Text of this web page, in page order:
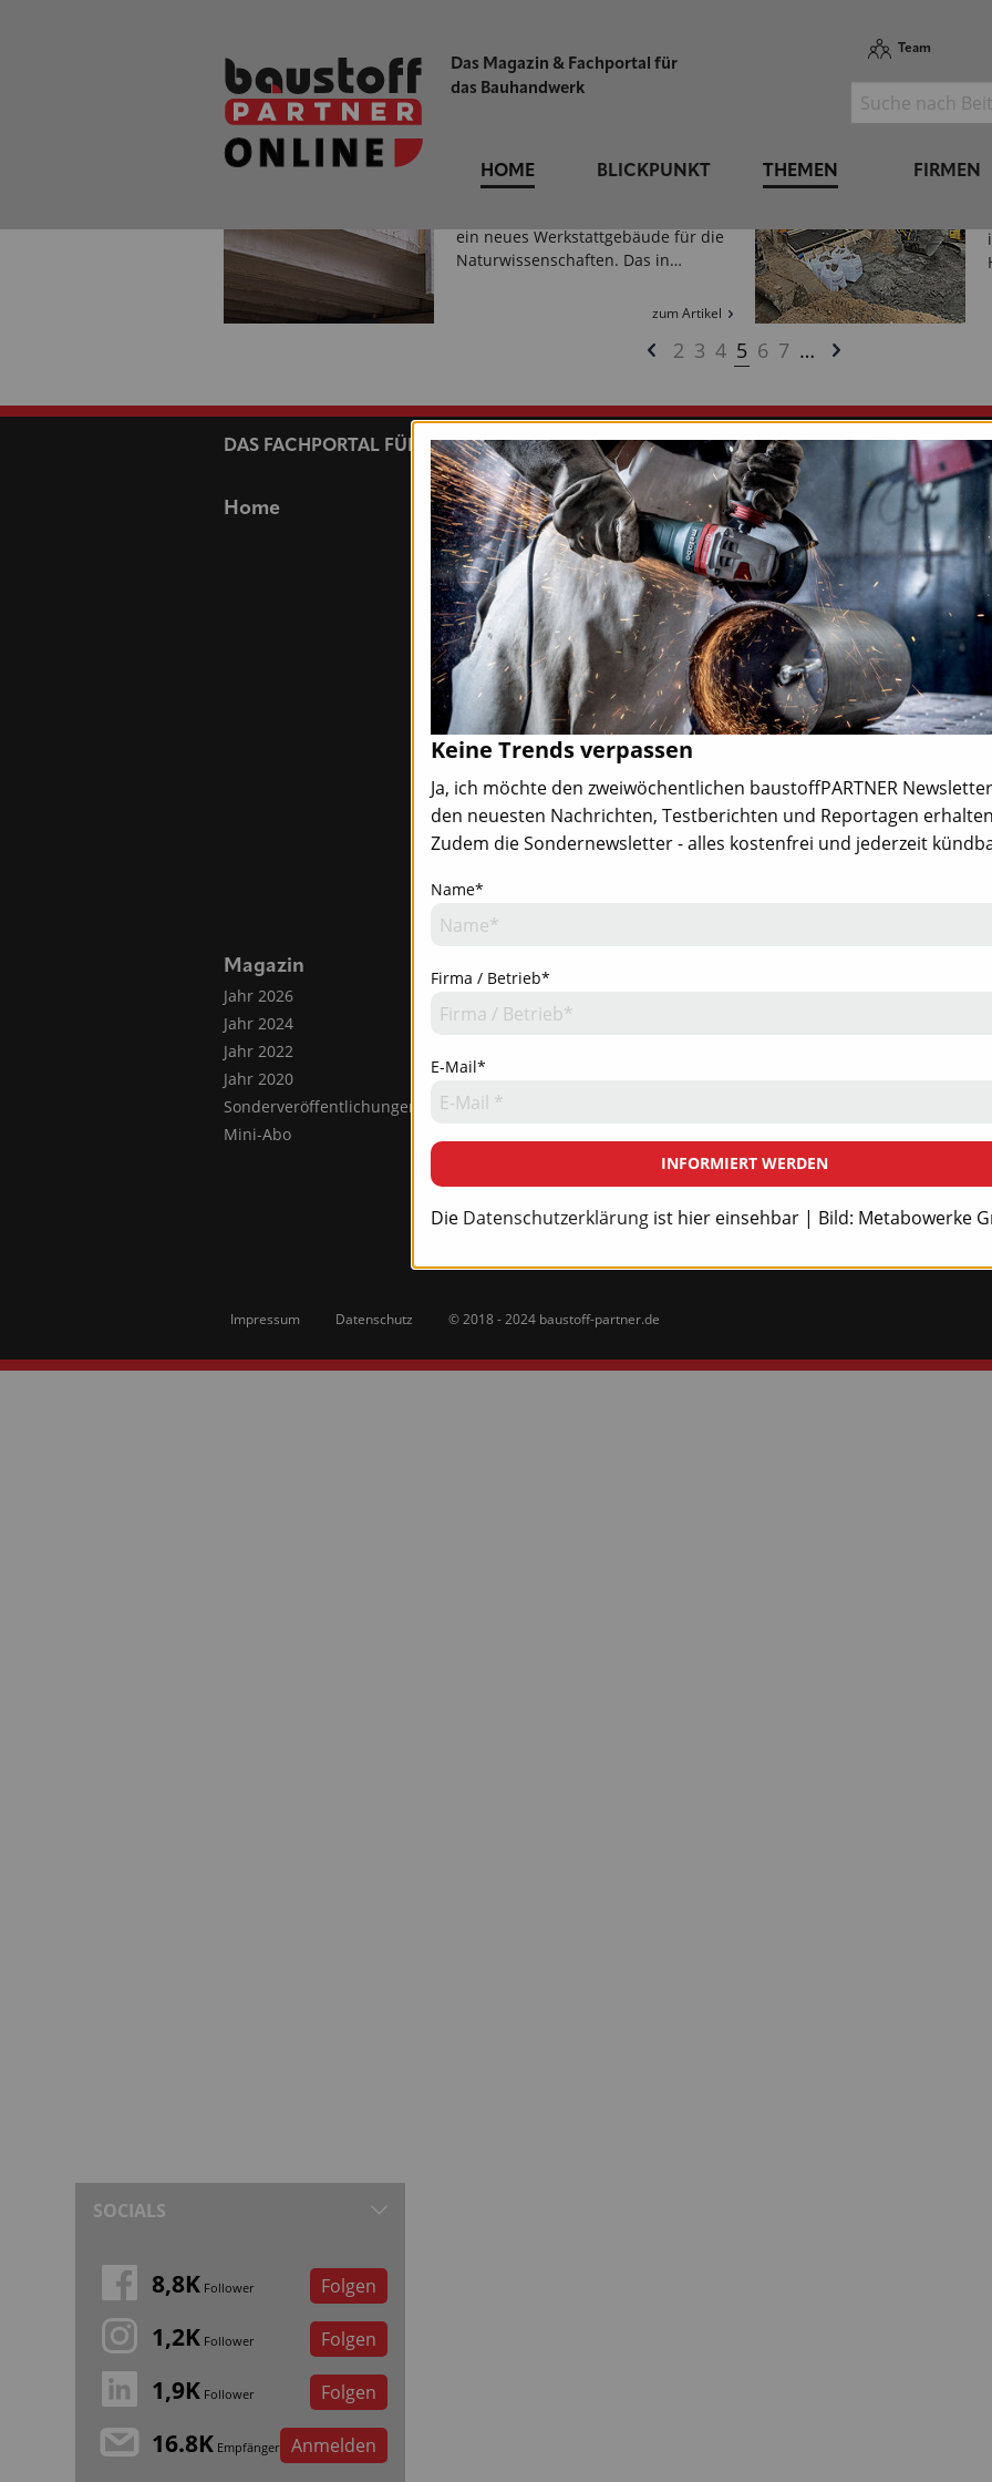
Das Magazin & Fachportal für
das Bauhandwerk
Team
HOME BLICKPUNKT THEMEN FIRMEN
SICHTBETONFASSADE FÜR
REGENSBURGER...
ein neues Werkstattgebäude für die
Naturwissenschaften. Das in…
zum Artikel
2 3 4 5 6 7 …
DAS FACHPORTAL FÜR HANDEL UND HANDWERK
Home Blickpunkt
Top-News
Titelstory
Blickpunkt
Allgemein - Aktuelles
Namen und
Neuigkeiten
Messen, Seminare,
Termine
Themen
Türen & Tore
Fenster
Bad & Heizung
Bodenbeläge & Aufbau
Innenausbau
Werkzeuge &
Befestigungstechnik
Arbeitsschutz /
Arbeitssicherheit
Dach & Holzbau
Fassade
Außenanlagen
Firmen
Hersteller, Händler
Verbände
Magazin
Jahr 2026
Jahr 2024
Jahr 2023
Jahr 2022
Jahr 2020
Sonderveröffentlichungen
Mini-Abo
Impressum Datenschutz © 2018 - 2024 baustoff-partner.de
SOCIALS
8,8K Follower Folgen
1,2K Follower Folgen
1,9K Follower Folgen
16.8K Empfänger Anmelden
Keine Trends verpassen
Ja, ich möchte den zweiwöchentlichen baustoffPARTNER
den neuesten Nachrichten, Testberichten und Reportagen
Zudem die Sondernewsletter - alles kostenfrei und jederzeit
Name*
Firma / Betrieb*
E-Mail*
INFORMIERT WERDEN
Die Datenschutzerklärung ist hier einsehbar | Bild: Metabowerke